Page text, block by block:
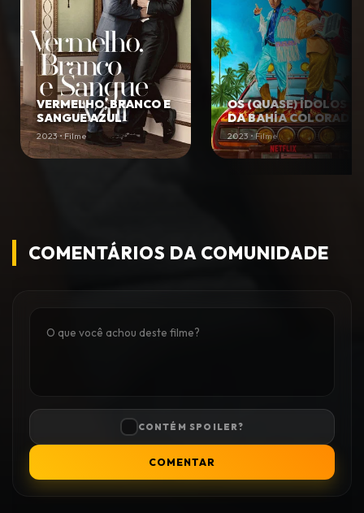
VERMELHO, BRANCO E
SANGUE AZUL
2023 • Filme
OS (QUASE) ÍDOLOS
DA BAHÍA COLORADA
2023 • Filme
COMENTÁRIOS DA COMUNIDADE
CONTÉM SPOILER?
COMENTAR